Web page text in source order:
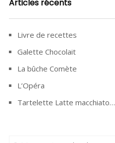
Articles récents
Livre de recettes
Galette Chocolait
La bûche Comète
L’Opéra
Tartelette Latte macchiato…